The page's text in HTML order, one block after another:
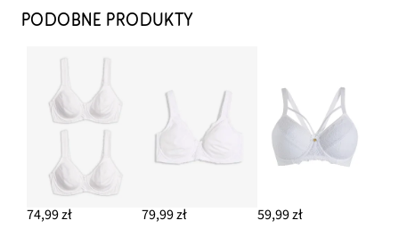
97,99 zł
67,99 zł
DODAJ DO KOSZYKA
PODOBNE PRODUKTY
74,99 zł 79,99 zł 59,99 zł